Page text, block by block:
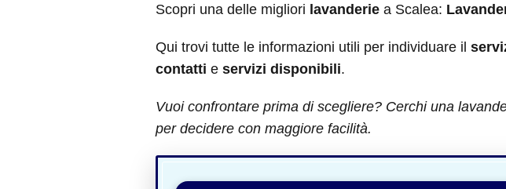
Scopri una delle migliori lavanderie a Scalea:
Qui trovi tutte le informazioni utili per individuare il
contatti e servizi disponibili.
Vuoi confrontare prima di scegliere? Cerchi una
per decidere con maggiore facilità.